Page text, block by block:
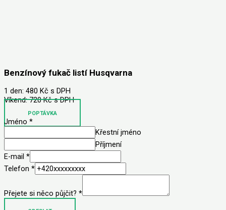
Benzínový fukač listí Husqvarna
1 den: 480 Kč s DPH
Víkend: 720 Kč s DPH
POPTÁVKA
Jméno *
Křestní jméno
Příjmení
E-mail *
Telefon *
Přejete si něco půjčit? *